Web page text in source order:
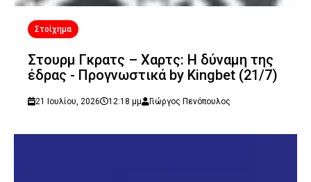
Στοίχημα
Στουρμ Γκρατς – Χαρτς: Η δύναμη της
έδρας - Προγνωστικά by Kingbet (21/7)
21 Ιουλίου, 2026 12:18 μμ Γιώργος Πενόπουλος